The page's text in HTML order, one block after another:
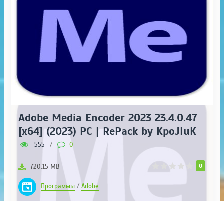
Adobe Media Encoder 2023 23.4.0.47
[x64] (2023) PC | RePack by KpoJIuK
555 / 0
0
720.15 MB
Программы / Adobe